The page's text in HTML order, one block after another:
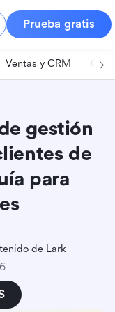
Prueba gratis
Ventas y CRM
gestión
de
para
de Lark